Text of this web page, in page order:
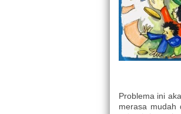
Problema ini
merasa mudah